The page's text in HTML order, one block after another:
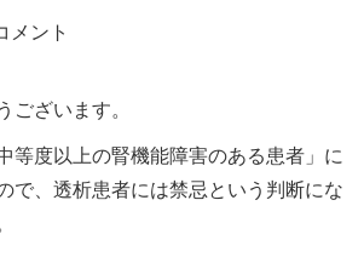
メント
ございます。
等度以上の腎機能障害のある患者」に
で、透析患者には禁忌という判断にな